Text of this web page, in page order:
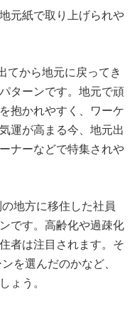
元紙で取り上げられや
てから地元に戻ってき
ターンです。地元で頑
抱かれやすく、ワーケ
運が高まる今、地元出
ナーなどで特集されや
地方に移住した社員
です。高齢化や過疎化
者は注目されます。そ
を選んだのかなど、
ょう。